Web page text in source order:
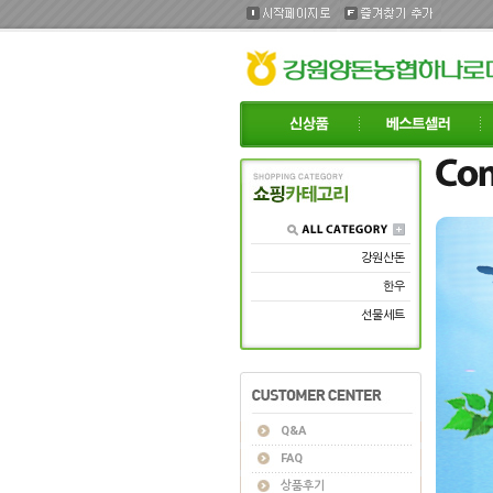
강원산돈
한우
선물세트
Q&A
FAQ
상품후기